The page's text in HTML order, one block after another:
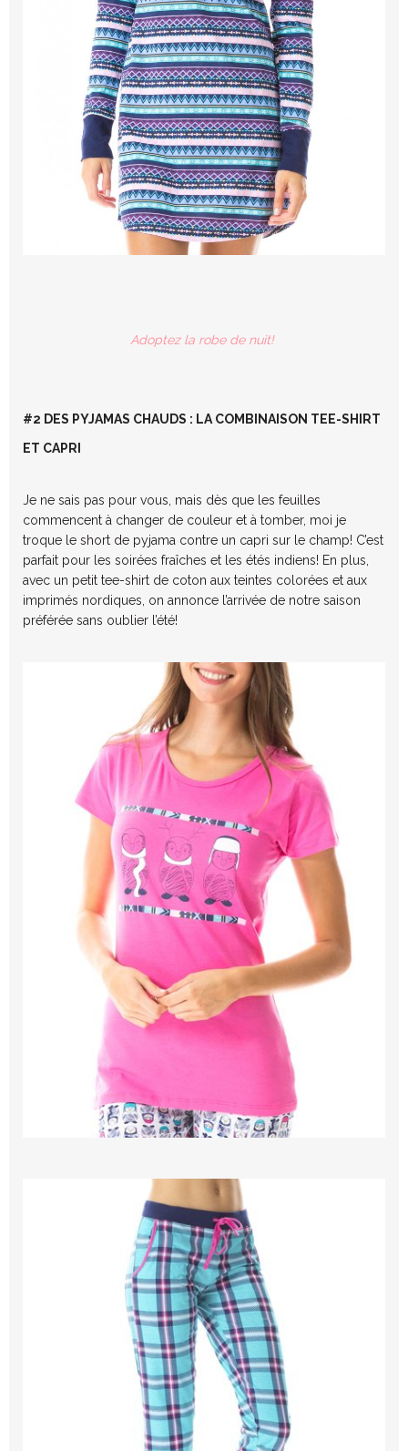
Adoptez la robe de nuit!
#2 DES PYJAMAS CHAUDS : LA COMBINAISON TEE-SHIRT
ET CAPRI
Je ne sais pas pour vous, mais dès que les feuilles
commencent à changer de couleur et à tomber, moi je
troque le short de pyjama contre un capri sur le champ! C’est
parfait pour les soirées fraîches et les étés indiens! En plus,
avec un petit tee-shirt de coton aux teintes colorées et aux
imprimés nordiques, on annonce l’arrivée de notre saison
préférée sans oublier l’été!